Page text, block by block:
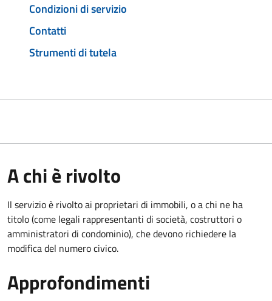
Condizioni di servizio
Contatti
Strumenti di tutela
A chi è rivolto
Il servizio è rivolto ai proprietari di immobili, o a chi ne ha
titolo (come legali rappresentanti di società, costruttori o
amministratori di condominio), che devono richiedere la
modifica del numero civico.
Approfondimenti